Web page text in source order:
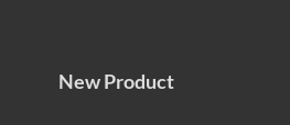
New Product